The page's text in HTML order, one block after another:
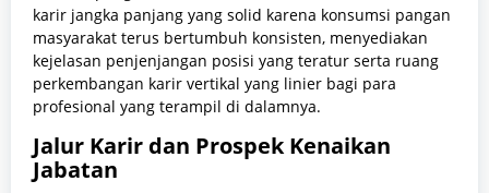
karir jangka panjang yang solid karena konsumsi pangan
masyarakat terus bertumbuh konsisten, menyediakan
kejelasan penjenjangan posisi yang teratur serta ruang
perkembangan karir vertikal yang linier bagi para
profesional yang terampil di dalamnya.
Jalur Karir dan Prospek Kenaikan
Jabatan